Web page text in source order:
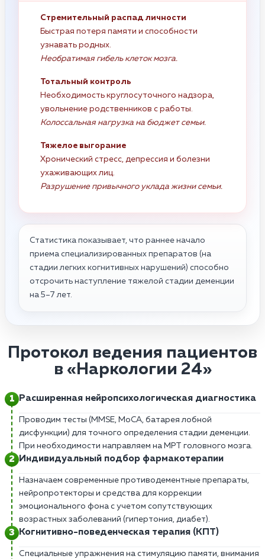
Стремительный распад личности
Быстрая потеря памяти и способности
узнавать родных.
Необратимая гибель клеток мозга.
Тотальный контроль
Необходимость круглосуточного надзора,
увольнение родственников с работы.
Колоссальная нагрузка на бюджет семьи.
Тяжелое выгорание
Хронический стресс, депрессия и болезни
ухаживающих лиц.
Разрушение привычного уклада жизни семьи.
Статистика показывает, что раннее начало
приема специализированных препаратов (на
стадии легких когнитивных нарушений) способно
отсрочить наступление тяжелой стадии деменции
на 5–7 лет.
Протокол ведения пациентов
в «Наркологии 24»
Расширенная нейропсихологическая диагностика
Проводим тесты (MMSE, MoCA, батарея лобной
дисфункции) для точного определения стадии деменции.
При необходимости направляем на МРТ головного мозга.
Индивидуальный подбор фармакотерапии
Назначаем современные противодементные препараты,
нейропротекторы и средства для коррекции
эмоционального фона с учетом сопутствующих
возрастных заболеваний (гипертония, диабет).
Когнитивно-поведенческая терапия (КПТ)
Специальные упражнения на стимуляцию памяти, внимания